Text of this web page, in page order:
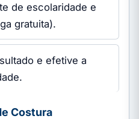
de escolaridade e
gratuita).
e efetive a
Costura